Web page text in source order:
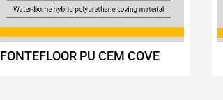
FONTEFLOOR PU CEM COVE